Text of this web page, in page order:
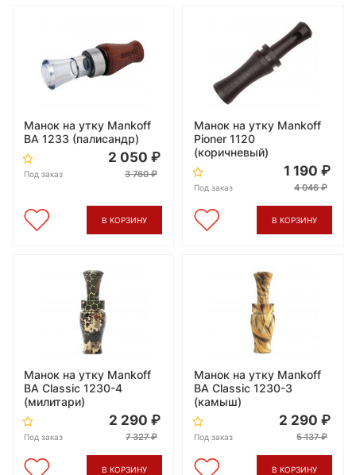
Манок на утку Mankoff
ВA 1233 (палисандр)
Под заказ
2 050
3 760
В КОРЗИНУ
Манок на утку Mankoff
Pioner 1120
(коричневый)
Под заказ
1 190
4 046
В КОРЗИНУ
Манок на утку Mankoff
BA Classic 1230-4
(милитари)
Под заказ
2 290
7 327
В КОРЗИНУ
Манок на утку Mankoff
BA Classic 1230-3
(камыш)
Под заказ
2 290
5 137
В КОРЗИНУ